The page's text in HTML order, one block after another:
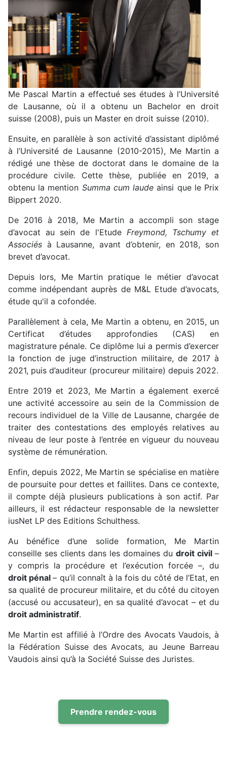
Me Pascal Martin a effectué ses études à l’Université
de Lausanne, où il a obtenu un Bachelor en droit
suisse (2008), puis un Master en droit suisse (2010).
Ensuite, en parallèle à son activité d’assistant diplômé
à l’Université de Lausanne (2010-2015), Me Martin a
rédigé une thèse de doctorat dans le domaine de la
procédure civile. Cette thèse, publiée en 2019, a
obtenu la mention Summa cum laude ainsi que le Prix
Bippert 2020.
De 2016 à 2018, Me Martin a accompli son stage
d’avocat au sein de l'Etude Freymond, Tschumy et
Associés à Lausanne, avant d’obtenir, en 2018, son
brevet d’avocat.
Depuis lors, Me Martin pratique le métier d’avocat
comme indépendant auprès de M&L Etude d’avocats,
étude qu'il a cofondée.
Parallèlement à cela, Me Martin a obtenu, en 2015, un
Certificat d’études approfondies (CAS) en
magistrature pénale. Ce diplôme lui a permis d’exercer
la fonction de juge d’instruction militaire, de 2017 à
2021, puis d’auditeur (procureur militaire) depuis 2022.
Entre 2019 et 2023, Me Martin a également exercé
une activité accessoire au sein de la Commission de
recours individuel de la Ville de Lausanne, chargée de
traiter des contestations des employés relatives au
niveau de leur poste à l’entrée en vigueur du nouveau
système de rémunération.
Enfin, depuis 2022, Me Martin se spécialise en matière
de poursuite pour dettes et faillites. Dans ce contexte,
il compte déjà plusieurs publications à son actif. Par
ailleurs, il est rédacteur responsable de la newsletter
iusNet LP des Editions Schulthess.
Au bénéfice d’une solide formation, Me Martin
conseille ses clients dans les domaines du droit civil –
y compris la procédure et l’exécution forcée –, du
droit pénal– qu’il connaît à la fois du côté de l’Etat, en
sa qualité de procureur militaire, et du côté du citoyen
(accusé ou accusateur), en sa qualité d’avocat – et du
droit administratif.
Me Martin est affilié à l’Ordre des Avocats Vaudois, à
la Fédération Suisse des Avocats, au Jeune Barreau
Vaudois ainsi qu’à la Société Suisse des Juristes.
Prendre rendez-vous